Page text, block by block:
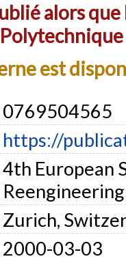
alors
est
0769504565
https://
4th European
Zurich,
2000-03-03